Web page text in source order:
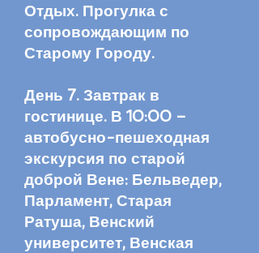
Отдых. Прогулка с
сопровождающим по
Старому Городу.
День 7. Завтрак в
гостинице. В 10:00 –
автобусно-пешеходная
экскурсия по старой
доброй Вене: Бельведер,
Парламент, Старая
Ратуша, Венский
университет, Венская